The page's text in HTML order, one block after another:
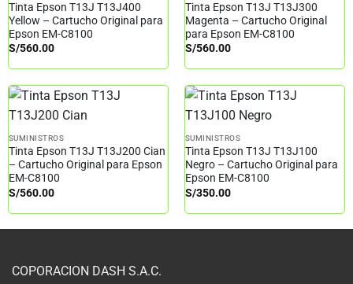
Tinta Epson T13J T13J400
Yellow – Cartucho Original para
Epson EM-C8100
S/560.00
Tinta Epson T13J T13J300
Magenta – Cartucho Original
para Epson EM-C8100
S/560.00
SUMINISTROS
Tinta Epson T13J T13J200 Cian
– Cartucho Original para Epson
EM-C8100
S/560.00
SUMINISTROS
Tinta Epson T13J T13J100
Negro – Cartucho Original para
Epson EM-C8100
S/350.00
COPORACION DASH S.A.C.